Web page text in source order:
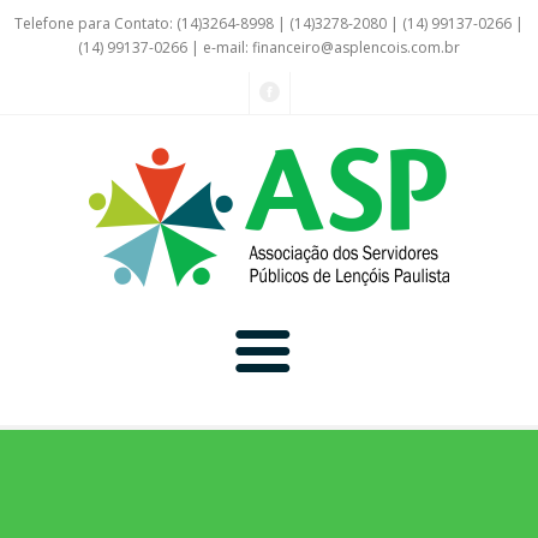
Telefone para Contato: (14)3264-8998 | (14)3278-2080 | (14) 99137-0266 |
(14) 99137-0266 | e-mail: financeiro@asplencois.com.br
Convênio Online